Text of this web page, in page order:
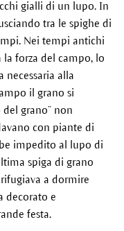
gialli di un lupo. In
tra le spighe di
Nei tempi antichi
forza del campo, lo
necessaria alla
il grano si
del grano” non
con piante di
impedito al lupo di
spiga di grano
a dormire
decorato e
festa.